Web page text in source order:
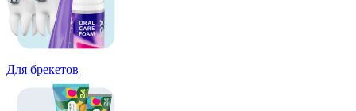
Для брекетов